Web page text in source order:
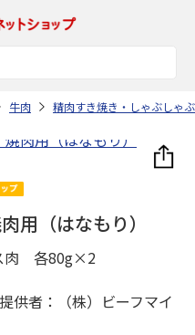
牛肉 精肉すき焼き・しゃぶしゃ
用（はなもり）
肉 各80g×2
者：（株）ビーフマイ